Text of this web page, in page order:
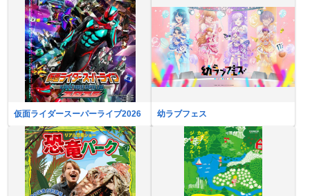
仮面ライダースーパーライブ2026 幼ラブフェス